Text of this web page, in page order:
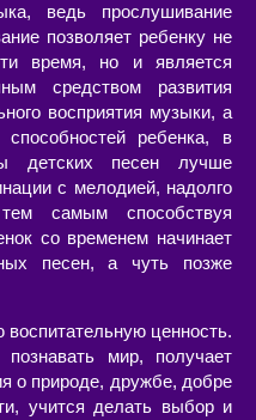
ведь прослушивание
позволяет ребенку не
время, но и является
средством развития
восприятия музыки, а
способностей ребенка, в
детских песен лучше
с мелодией, надолго
самым способствуя
со временем начинает
песен, а чуть позже
ценность.
мир, получает
о природе, дружбе, добре
учится делать выбор и